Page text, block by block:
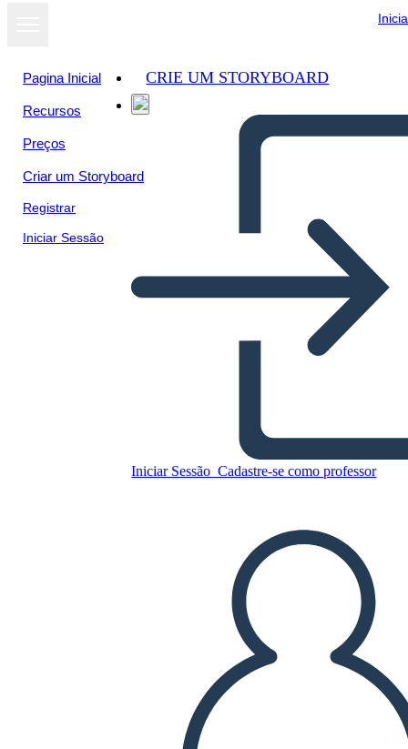
Pagina Inicial
Recursos
Preços
Criar um Storyboard
Registrar
Iniciar Sessão
CRIE UM STORYBOARD
Iniciar Sessão Cadastre-se como professor
REPRODUZIR APRESENTAÇÃO DE SLIDES
LEIA PRA MIM